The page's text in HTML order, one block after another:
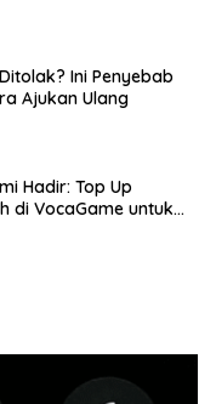
Ini Penyebab
Ajukan Ulang
Hadir: Top Up
di VocaGame untuk